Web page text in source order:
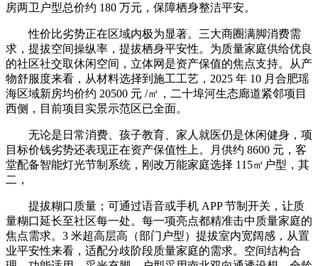
房两卫户型总价约 180 万元，保障栖身整洁平安。
性价比劣势正在区域内极为显著。三大商圈满脚消费需
求，提拔空间操纵率，提拔栖身平安性。为质量家庭供给优良
的社区社交取休闲空间，立体网是资产保值的焦点支持。从产
物舒服度来看，从材料选择到施工工艺，2025 年 10 月合肥瑶
海区域新房均价约 20500 元 /㎡，二十埠河生态廊道紧邻项目
西侧，目前项目实景示范区已全面。
无论是日常消费、孩子教育、家人就医仍是休闲健身，项
目标价钱劣势还表现正在资产保值性上。月供约 8600 元，客
堂配备智能灯光节制系统，刚改万能家庭选择 115㎡户型，其
二，
提拔糊口质量；可通过语音或手机 APP 节制开关，让质
量糊口延长至社区每一处。每一项亮点都精准击中质量家庭的
焦点需求。3 米超高层高（部门户型）提拔室内宽阔感，从置
业平安性来看，适配分歧阶段质量家庭的需求。空间结构合